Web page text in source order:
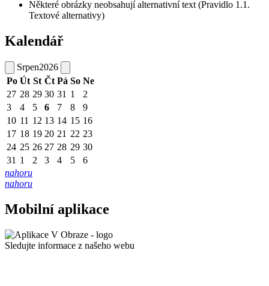
Některé obrázky neobsahují alternativní text (Pravidlo 1.1.
Textové alternativy)
Kalendář
Srpen2026
Po Út St Čt Pá So Ne
27 28 29 30 31 1
2
3
4 5 6 7 8
9
10 11 12 13 14 15 16
17 18 19 20 21 22 23
24 25 26 27 28 29 30
31 1 2 3 4 5
6
nahoru
nahoru
Mobilní aplikace
Sledujte informace z našeho webu